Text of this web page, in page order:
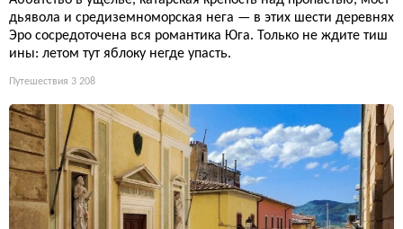
дьявола и средиземноморская нега — в этих шести деревнях
Эро сосредоточена вся романтика Юга. Только не ждите тиш
ины: летом тут яблоку негде упасть.
Путешествия 3 208